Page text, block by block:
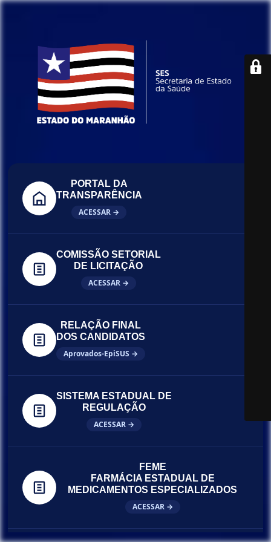
PORTAL DA
TRANSPARÊNCIA
ACESSAR →
COMISSÃO SETORIAL
DE LICITAÇÃO
ACESSAR →
RELAÇÃO FINAL
DOS CANDIDATOS
Aprovados-EpiSUS →
SISTEMA ESTADUAL DE
REGULAÇÃO
ACESSAR →
FEME
FARMÁCIA ESTADUAL DE
MEDICAMENTOS ESPECIALIZADOS
ACESSAR →